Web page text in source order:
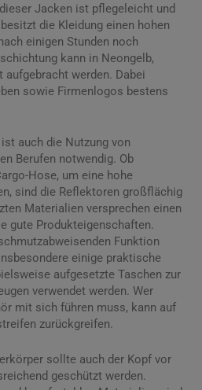
Jacken ist pflegeleicht und
die Kleidung einen hohen
einigen Stunden noch
kann in Neongelb,
werden. Dabei
sowie Firmenlogos bestens
auch die Nutzung von
Berufen notwendig. Ob
Hose, um eine hohe
sind die Reflektoren großflächig
Materialien versprechen einen
gute Produkteigenschaften.
Funktion
einige praktische
aufgesetzte Taschen zur
verwendet werden. Wer
mit sich führen muss, kann auf
zurückgreifen.
sollte auch der Kopf vor
geschützt werden.